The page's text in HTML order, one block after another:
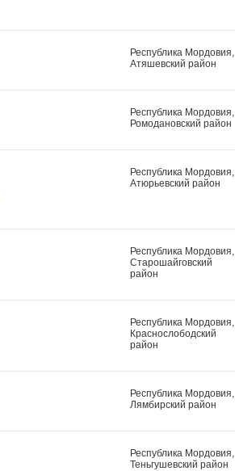
Республика Мордовия,
Атяшевский район
Республика Мордовия,
Ромодановский район
Республика Мордовия,
Атюрьевский район
Республика Мордовия,
Старошайговский
район
Республика Мордовия,
Краснослободский
район
Республика Мордовия,
Лямбирский район
Республика Мордовия,
Теньгушевский район